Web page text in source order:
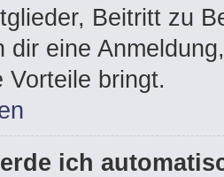
Beitritt zu
dir eine
Vorteile bringt.
ich